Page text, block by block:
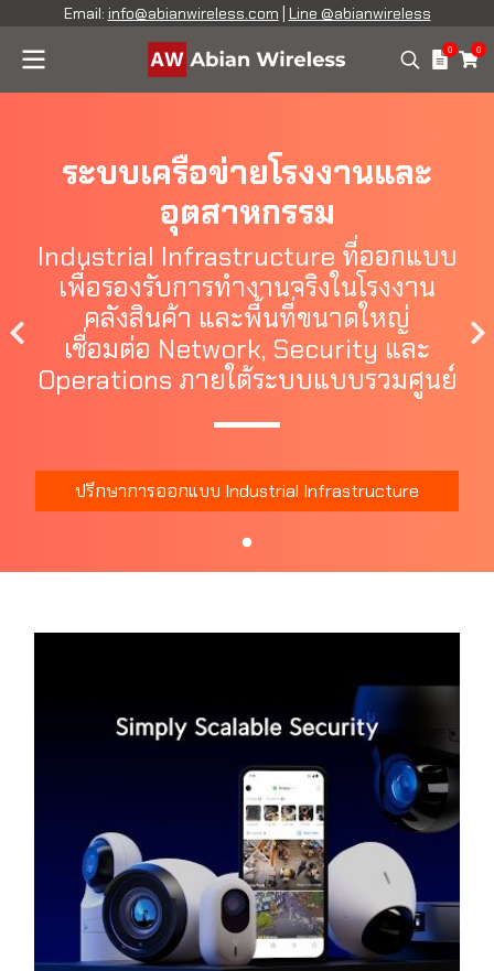
Email: info@abianwireless.com Line @abianwireless
0 0
ระบบเครือข่ายโรงงานและ
อุตสาหกรรม
Industrial Infrastructure ที่ออกแบบ
เพื่อรองรับการทำงานจริงในโรงงาน
คลังสินค้า และพื้นที่ขนาดใหญ่
เชื่อมต่อ Network, Security และ
Operations ภายใต้ระบบแบบรวมศูนย์
ปรึกษาการออกแบบ Industrial Infrastructure